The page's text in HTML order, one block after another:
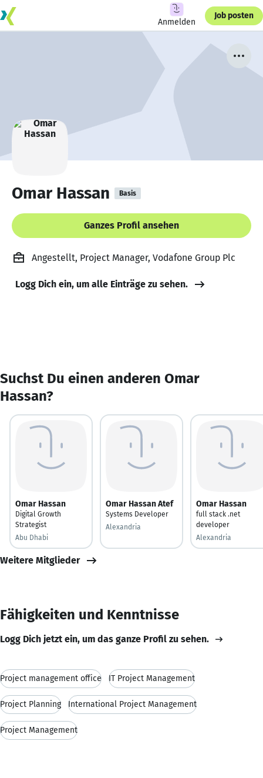
Anmelden
Job posten
Omar Hassan Basis
Ganzes Profil ansehen
Angestellt, Project Manager, Vodafone Group Plc
Logg Dich ein, um alle Einträge zu sehen.
Suchst Du einen anderen Omar
Hassan?
Omar Hassan
Digital Growth
Strategist
Abu Dhabi
Omar Hassan Atef
Systems Developer
Alexandria
Omar Hassan
full stack .net
developer
Alexandria
Weitere Mitglieder
Fähigkeiten und Kenntnisse
Logg Dich jetzt ein, um das ganze Profil zu sehen.
Project management office IT Project Management
Project Planning International Project Management
Project Management